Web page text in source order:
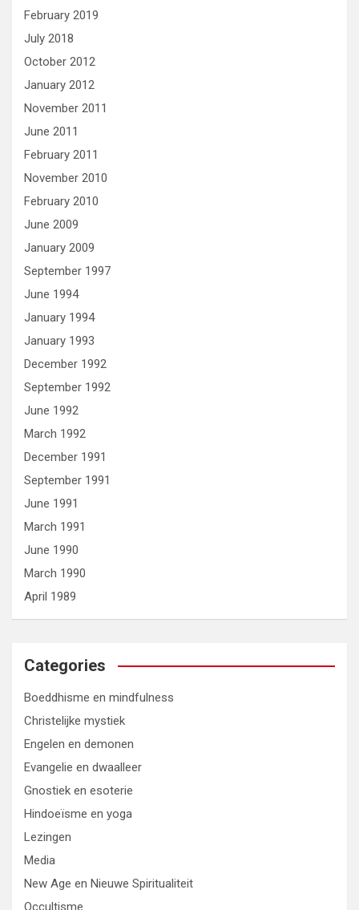
February 2019
July 2018
October 2012
January 2012
November 2011
June 2011
February 2011
November 2010
February 2010
June 2009
January 2009
September 1997
June 1994
January 1994
January 1993
December 1992
September 1992
June 1992
March 1992
December 1991
September 1991
June 1991
March 1991
June 1990
March 1990
April 1989
Categories
Boeddhisme en mindfulness
Christelijke mystiek
Engelen en demonen
Evangelie en dwaalleer
Gnostiek en esoterie
Hindoeïsme en yoga
Lezingen
Media
New Age en Nieuwe Spiritualiteit
Occultisme